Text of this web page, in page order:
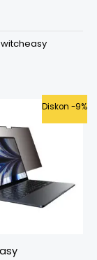
Diskon -9%
Original
was:
Rp799.000.
is: